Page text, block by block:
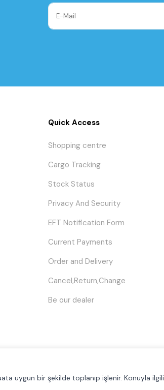
Quick Access
Shopping centre
Cargo Tracking
Stock Status
Privacy And Security
EFT Notification Form
Current Payments
Order and Delivery
Cancel,Return,Change
Be our dealer
uygun bir şekilde toplanıp işlenir. Konuyla ilgili